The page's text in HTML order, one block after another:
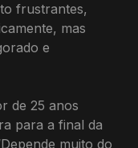
frustrantes,
mas
e
de 25 anos
para a final da
muito do